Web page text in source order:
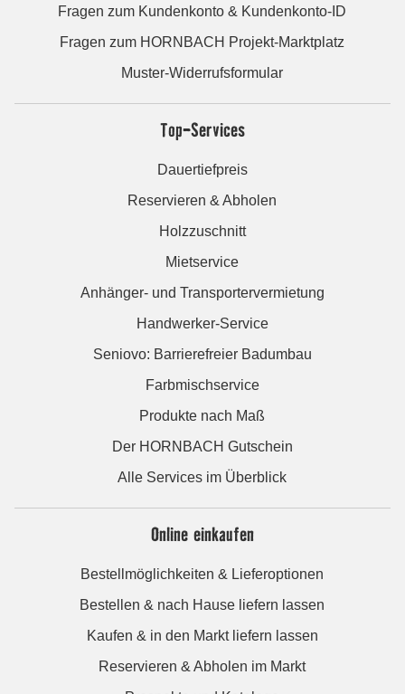
Fragen zum Kundenkonto & Kundenkonto-ID
Fragen zum HORNBACH Projekt-Marktplatz
Muster-Widerrufsformular
Top-Services
Dauertiefpreis
Reservieren & Abholen
Holzzuschnitt
Mietservice
Anhänger- und Transportervermietung
Handwerker-Service
Seniovo: Barrierefreier Badumbau
Farbmischservice
Produkte nach Maß
Der HORNBACH Gutschein
Alle Services im Überblick
Online einkaufen
Bestellmöglichkeiten & Lieferoptionen
Bestellen & nach Hause liefern lassen
Kaufen & in den Markt liefern lassen
Reservieren & Abholen im Markt